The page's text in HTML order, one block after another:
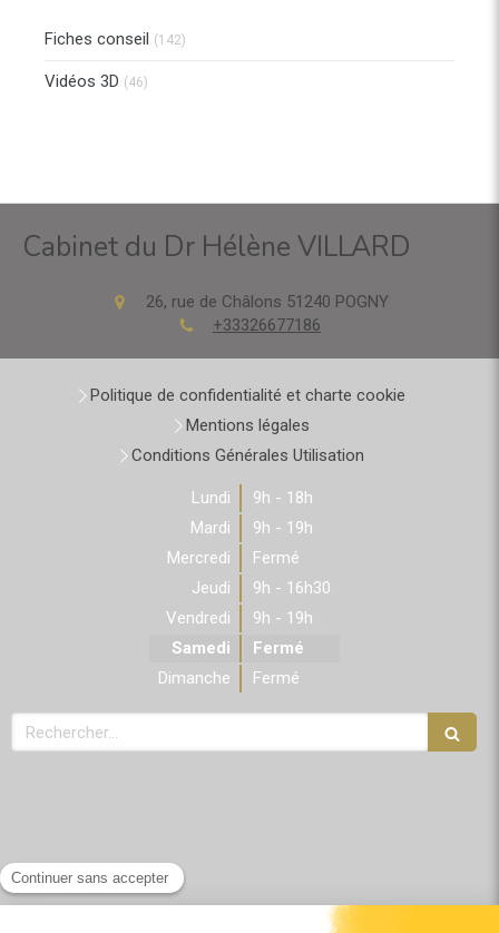
Fiches conseil (142)
Vidéos 3D (46)
Cabinet du Dr Hélène VILLARD
26, rue de Châlons 51240 POGNY
+33326677186
Politique de confidentialité et charte cookie
Mentions légales
Conditions Générales Utilisation
Lundi
9h - 18h
Mardi
9h - 19h
Mercredi
Fermé
Jeudi
9h - 16h30
Vendredi
9h - 19h
Samedi
Fermé
Dimanche
Fermé
Rechercher